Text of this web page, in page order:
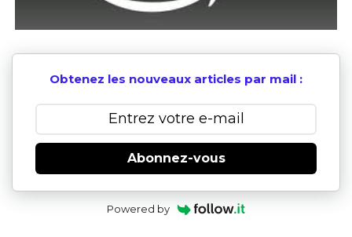
Obtenez les nouveaux articles par mail :
Abonnez-vous
Powered by